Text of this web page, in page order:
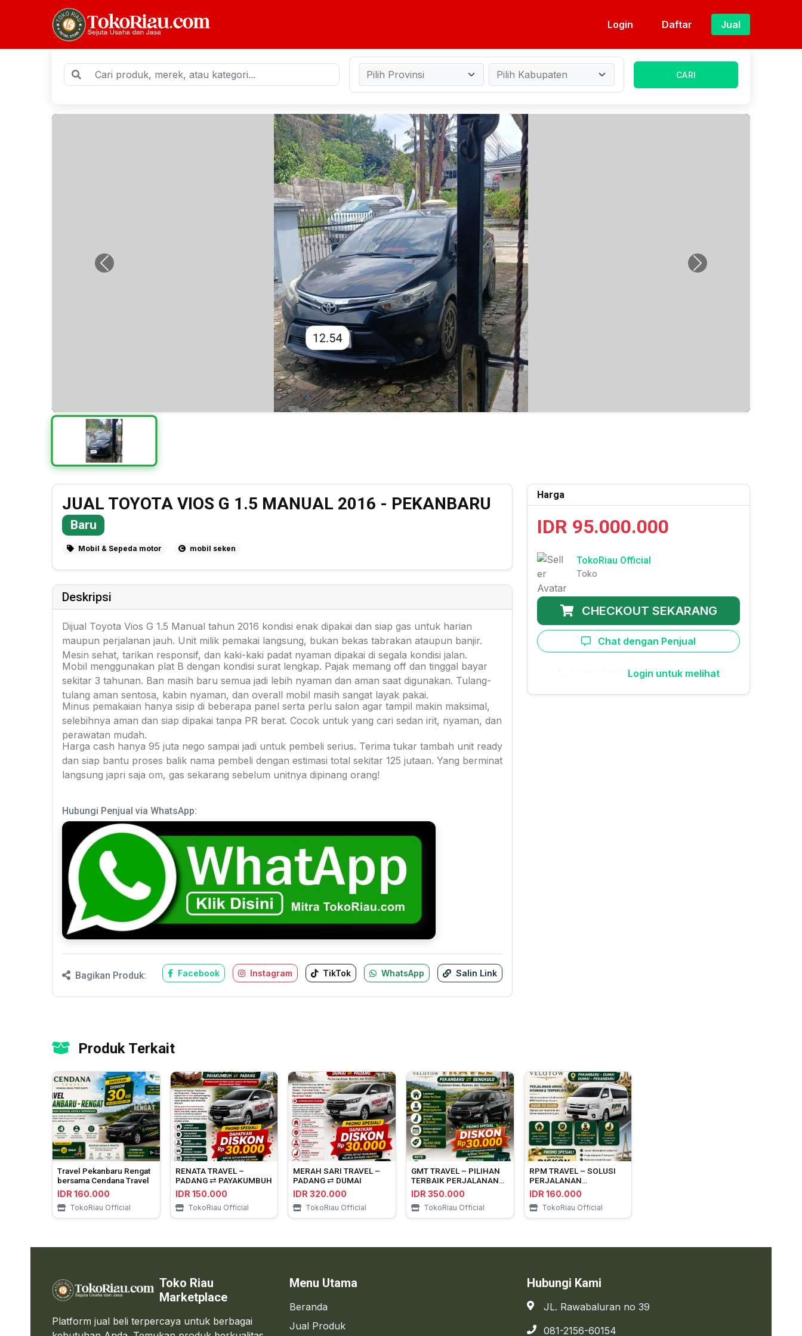
Login Daftar Jual
CARI
Previous Next
JUAL TOYOTA VIOS G 1.5 MANUAL 2016 - PEKANBARU
Baru
Mobil & Sepeda motor mobil seken
Deskripsi
Dijual Toyota Vios G 1.5 Manual tahun 2016 kondisi enak dipakai dan siap gas untuk harian
maupun perjalanan jauh. Unit milik pemakai langsung, bukan bekas tabrakan ataupun banjir.
Mesin sehat, tarikan responsif, dan kaki-kaki padat nyaman dipakai di segala kondisi jalan.
Mobil menggunakan plat B dengan kondisi surat lengkap. Pajak memang off dan tinggal bayar
sekitar 3 tahunan. Ban masih baru semua jadi lebih nyaman dan aman saat digunakan. Tulang-
tulang aman sentosa, kabin nyaman, dan overall mobil masih sangat layak pakai.
Minus pemakaian hanya sisip di beberapa panel serta perlu salon agar tampil makin maksimal,
selebihnya aman dan siap dipakai tanpa PR berat. Cocok untuk yang cari sedan irit, nyaman, dan
perawatan mudah.
Harga cash hanya 95 juta nego sampai jadi untuk pembeli serius. Terima tukar tambah unit ready
dan siap bantu proses balik nama pembeli dengan estimasi total sekitar 125 jutaan. Yang berminat
langsung japri saja om, gas sekarang sebelum unitnya dipinang orang!
Hubungi Penjual via WhatsApp:
Bagikan Produk: Facebook Instagram TikTok WhatsApp Salin Link
Harga
IDR 95.000.000
TokoRiau Official
Toko
CHECKOUT SEKARANG
Chat dengan Penjual
Login untuk melihat
Produk Terkait
Travel Pekanbaru Rengat
bersama Cendana Travel
IDR 160.000
TokoRiau Official
RENATA TRAVEL –
PADANG ⇄ PAYAKUMBUH
IDR 150.000
TokoRiau Official
MERAH SARI TRAVEL –
PADANG ⇄ DUMAI
IDR 320.000
TokoRiau Official
GMT TRAVEL – PILIHAN
TERBAIK PERJALANAN
PEKANBARU ⇄
BENGKULU
IDR 350.000
TokoRiau Official
RPM TRAVEL – SOLUSI
PERJALANAN
PEKANBARU ⇄ DUMAI
IDR 160.000
TokoRiau Official
Toko Riau
Marketplace
Platform jual beli terpercaya untuk berbagai
Menu Utama
Beranda
Jual Produk
Hubungi Kami
JL. Rawabaluran no 39
081-2156-60154